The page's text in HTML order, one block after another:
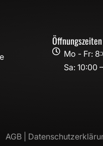
Öffnungszeiten
 Mo - Fr:
Sa: 10:00
AGB |